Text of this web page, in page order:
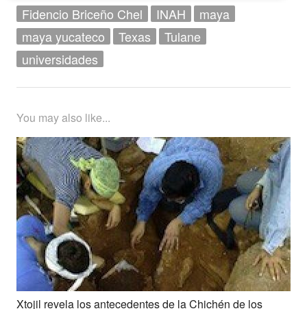
Fidencio Briceño Chel INAH
maya
maya yucateco
Texas
Tulane
universidades
You may also like...
Xtojil revela los antecedentes de la Chichén de los